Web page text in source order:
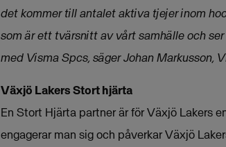
det kommer till antalet aktiva tjejer inom
som är ett tvärsnitt av vårt samhälle och
med Visma Spcs, säger Johan Markusson,
Växjö Lakers Stort hjärta
En Stort Hjärta partner är för Växjö Lakers
engagerar man sig och påverkar Växjö